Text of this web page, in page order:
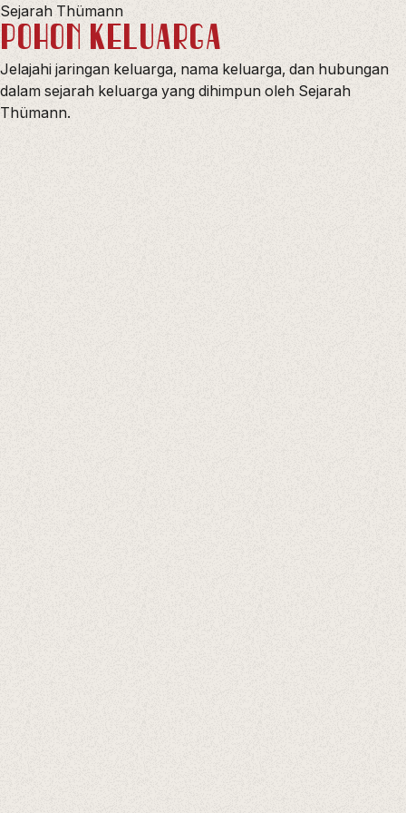
Sejarah Thümann
POHON KELUARGA
Jelajahi jaringan keluarga, nama keluarga, dan hubungan
dalam sejarah keluarga yang dihimpun oleh Sejarah
Thümann.